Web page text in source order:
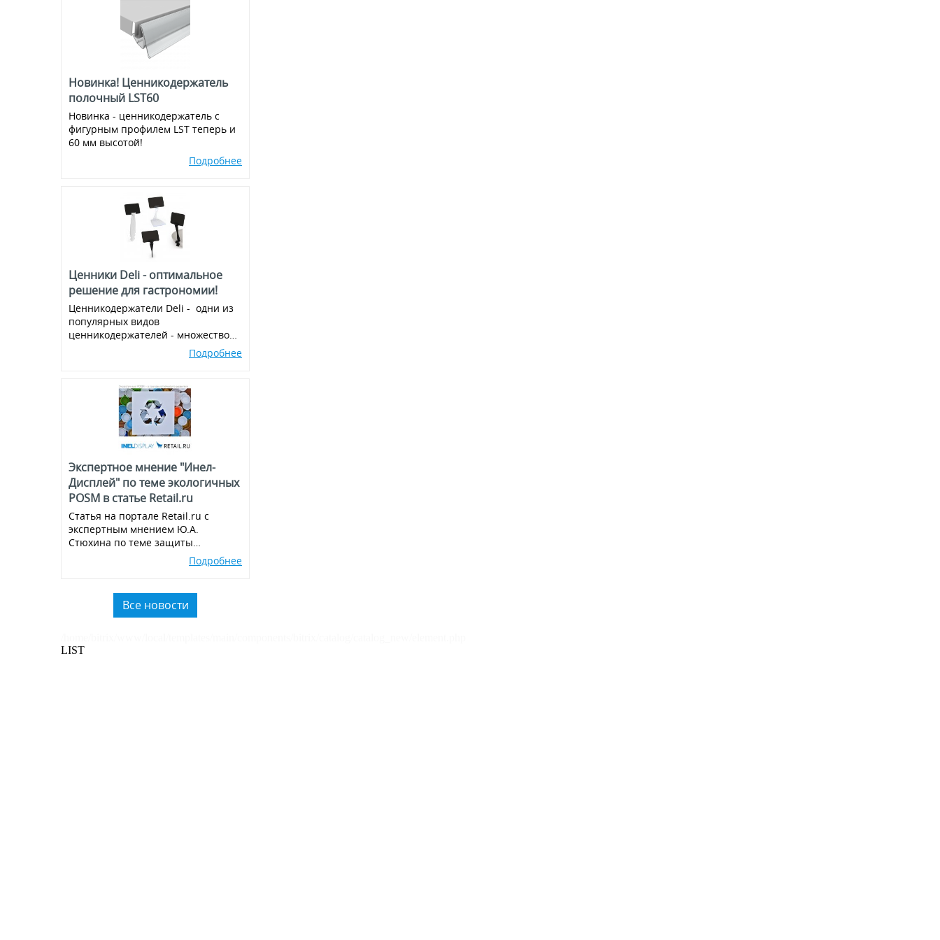
Аксессуары для подвешивания
Металлическая фурнитура
Присоски
Ножки для воблеров
Пластиковые крючки на
эконом-панель и перфорацию
Экраны для кассовой зоны
Новинка! Ценникодержатель
полочный LST60
Новинка - ценникодержатель с
фигурным профилем LST теперь и
60 мм высотой!
Подробнее
Ценники Deli - оптимальное
решение для гастрономии!
Ценникодержатели Deli - одни из
популярных видов
ценникодержателей - множество
вариантов и комбинаций, всегда в
Подробнее
Экспертное мнение "Инел-
Дисплей" по теме экологичных
POSM в статье Retail.ru
Статья на портале Retail.ru с
экспертным мнением Ю.А.
Стюхина по теме защиты
окружающей среды, производства
пластика.
Подробнее
Все новости
LIST